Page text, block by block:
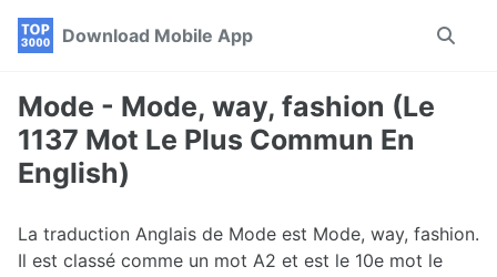
Skip
navigation
Skip
Skip
Download Mobile App
Toggle
Mode - Mode, way, fashion (Le
1137 Mot Le Plus Commun En
English)
La traduction Anglais de Mode est Mode, way, fashion.
Il est classé comme un mot A2 et est le 10e mot le